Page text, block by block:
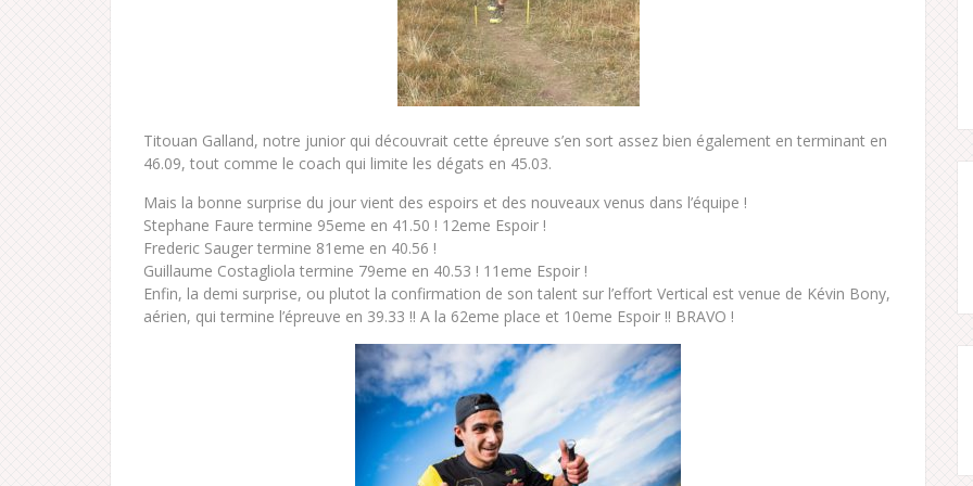
Titouan Galland, notre junior qui découvrait cette épreuve s’en sort assez bien également en terminant en
46.09, tout comme le coach qui limite les dégats en 45.03.
Mais la bonne surprise du jour vient des espoirs et des nouveaux venus dans l’équipe !
Stephane Faure termine 95eme en 41.50 ! 12eme Espoir !
Frederic Sauger termine 81eme en 40.56 !
Guillaume Costagliola termine 79eme en 40.53 ! 11eme Espoir !
Enfin, la demi surprise, ou plutot la confirmation de son talent sur l’effort Vertical est venue de Kévin Bony,
aérien, qui termine l’épreuve en 39.33 !! A la 62eme place et 10eme Espoir !! BRAVO !